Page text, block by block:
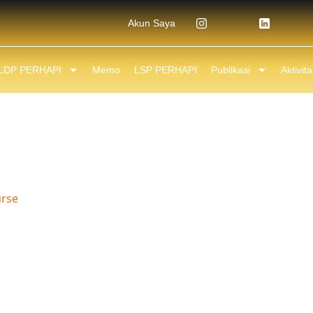
Akun Saya
PERHAPI Memo LSP PERHAPI Publikasi
/ PERHAPI PD MALUKU UTARA – SILATURAHMI BUKA